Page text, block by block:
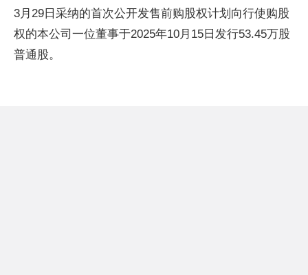
3月29日采纳的首次公开发售前购股权计划向行使购股
权的本公司一位董事于2025年10月15日发行53.45万股
普通股。